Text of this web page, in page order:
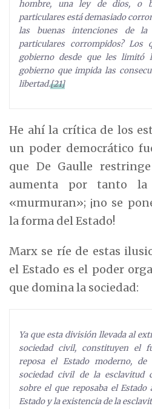
hombre, una ley de dios, o
particulares está demasiado
las buenas intenciones de la
particulares corrompidos?
gobierno desde que les
gobierno que impida las
libertad.[21]
He ahí la crítica de los
un poder democrático
que De Gaulle
aumenta por tanto la
«murmuran»; ¡no se
la forma del Estado!
Marx se ríe de estas
el Estado es el poder
que domina la sociedad:
Ya que esta división llevada al
sociedad civil, constituyen el
reposa el Estado moderno,
sociedad civil de la esclavitud
sobre el que reposaba el
Estado y la existencia de la